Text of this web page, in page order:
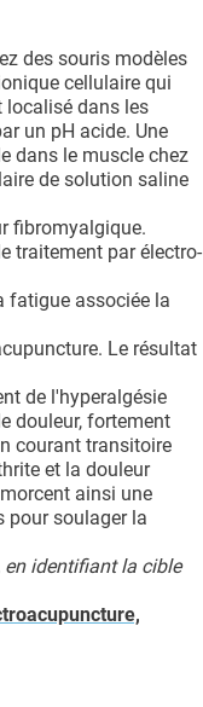
des souris modèles
cellulaire qui
localisé dans les
un pH acide. Une
dans le muscle chez
de solution saline
fibromyalgique.
traitement par électro-
fatigue associée la
Le résultat
de l'hyperalgésie
douleur, fortement
courant transitoire
et la douleur
ainsi une
pour soulager la
en identifiant la cible